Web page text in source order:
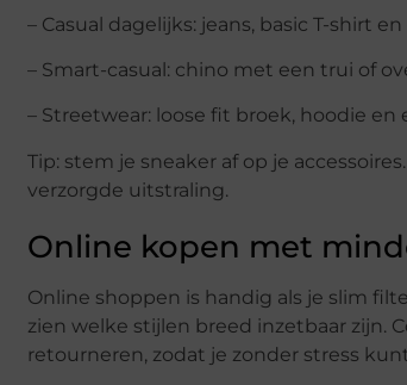
– Casual dagelijks: jeans, basic T-shirt
– Smart-casual: chino met een trui of
– Streetwear: loose fit broek, hoodie
Tip: stem je sneaker af op je
verzorgde uitstraling.
Online kopen met
Online shoppen is handig als je slim
zien welke stijlen breed inzetbaar zijn.
retourneren, zodat je zonder stress